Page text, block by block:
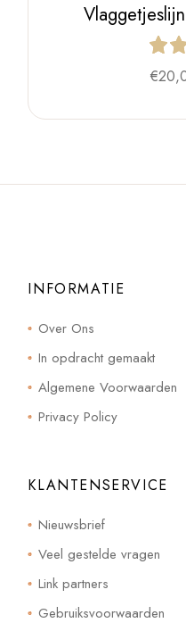
€
INFORMATIE
Over Ons
In opdracht gemaakt
Algemene Voorwaarden
Privacy Policy
KLANTENSERVICE
Nieuwsbrief
Veel gestelde vragen
Link partners
Gebruiksvoorwaarden